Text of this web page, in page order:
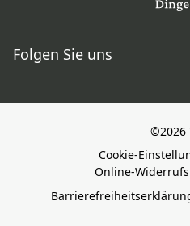
Folgen Sie uns
©2026
Cookie-
Online-